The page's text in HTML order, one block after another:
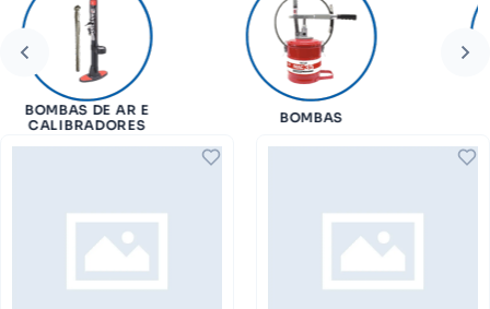
BOMBAS DE AR E
CALIBRADORES
BOMBAS